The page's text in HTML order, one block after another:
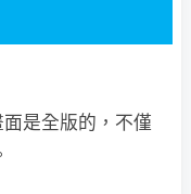
是全版的，不僅